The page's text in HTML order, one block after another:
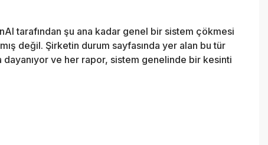
tarafından şu ana kadar genel bir sistem çökmesi
değil. Şirketin durum sayfasında yer alan bu tür
dayanıyor ve her rapor, sistem genelinde bir kesinti